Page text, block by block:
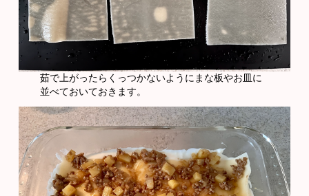
茹で上がったらくっつかないようにまな板やお皿に
並べておいておきます。